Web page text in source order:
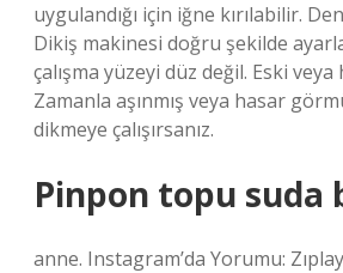
uygulandığı için iğne kırılabilir.
Dikiş makinesi doğru şekilde
çalışma yüzeyi düz değil. Eski veya
Zamanla aşınmış veya hasar
dikmeye çalışırsanız.
Pinpon topu suda
anne. Instagram’da Yorumu: